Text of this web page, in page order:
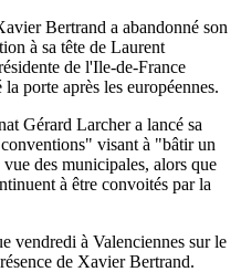
Bertrand a abandonné son
à sa tête de Laurent
de l'Ile-de-France
porte après les européennes.
Gérard Larcher a lancé sa
visant à "bâtir un
des municipales, alors que
à être convoités par la
vendredi à Valenciennes sur le
de Xavier Bertrand.